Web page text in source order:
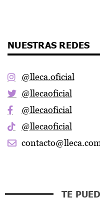
NUESTRAS REDES
@lleca.oficial
@llecaoficial
@llecaoficial
@llecaoficial
TE